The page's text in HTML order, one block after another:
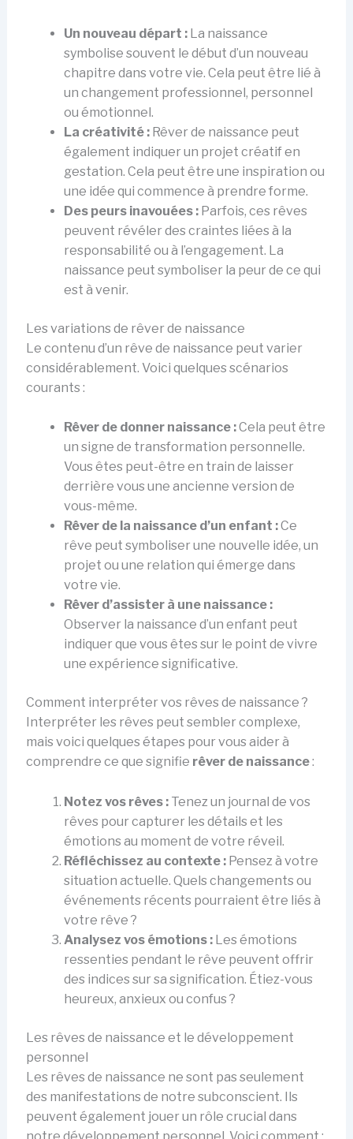
Un nouveau départ :La naissance
symbolise souvent le début d’un nouveau
chapitre dans votre vie. Cela peut être lié à
un changement professionnel, personnel
ou émotionnel.
La créativité :Rêver de naissance peut
également indiquer un projet créatif en
gestation. Cela peut être une inspiration ou
une idée qui commence à prendre forme.
Des peurs inavouées :Parfois, ces rêves
peuvent révéler des craintes liées à la
responsabilité ou à l’engagement. La
naissance peut symboliser la peur de ce qui
est à venir.
Les variations de rêver de naissance
Le contenu d’un rêve de naissance peut varier
considérablement. Voici quelques scénarios
courants :
Rêver de donner naissance :Cela peut être
un signe de transformation personnelle.
Vous êtes peut-être en train de laisser
derrière vous une ancienne version de
vous-même.
Rêver de la naissance d’un enfant :Ce
rêve peut symboliser une nouvelle idée, un
projet ou une relation qui émerge dans
votre vie.
Rêver d’assister à une naissance :
Observer la naissance d’un enfant peut
indiquer que vous êtes sur le point de vivre
une expérience significative.
Comment interpréter vos rêves de naissance ?
Interpréter les rêves peut sembler complexe,
mais voici quelques étapes pour vous aider à
comprendre ce que signifie rêver de naissance:
Notez vos rêves :Tenez un journal de vos
rêves pour capturer les détails et les
émotions au moment de votre réveil.
Réfléchissez au contexte :Pensez à votre
situation actuelle. Quels changements ou
événements récents pourraient être liés à
votre rêve ?
Analysez vos émotions :Les émotions
ressenties pendant le rêve peuvent offrir
des indices sur sa signification. Étiez-vous
heureux, anxieux ou confus ?
Les rêves de naissance et le développement
personnel
Les rêves de naissance ne sont pas seulement
des manifestations de notre subconscient. Ils
peuvent également jouer un rôle crucial dans